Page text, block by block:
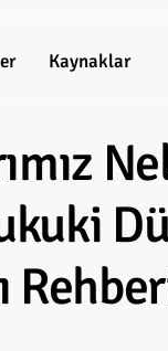
Kaynaklar